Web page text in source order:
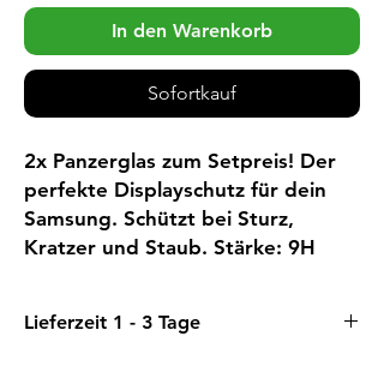
In den Warenkorb
Sofortkauf
2x Panzerglas zum Setpreis! Der
perfekte Displayschutz für dein
Samsung. Schützt bei Sturz,
Kratzer und Staub. Stärke: 9H
Lieferzeit 1 - 3 Tage